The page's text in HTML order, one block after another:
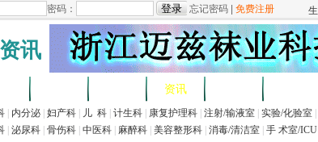
资讯
资讯
内分泌 妇产科 儿 科 计生科 康复护理科 注射/输液室 实验/化验室
泌尿科 骨伤科 中医科 麻醉科 美容整形科 消毒/清洁室 手 术室/ICU